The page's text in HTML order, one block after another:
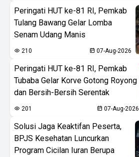
Peringati HUT ke-81 RI, Pemkab
Tulang Bawang Gelar Lomba
Senam Udang Manis
210 07-Aug-2026
Peringati HUT ke-81 RI, Pemkab
Tubaba Gelar Korve Gotong Royong
dan Bersih-Bersih Serentak
201 07-Aug-2026
Solusi Jaga Keaktifan Peserta,
BPJS Kesehatan Luncurkan
Program Cicilan Iuran Berupa